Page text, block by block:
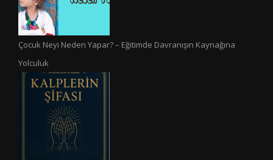
Çocuk Neyi Neden Yapar? – Eğitimde Davranışın Kaynağına
Yolculuk